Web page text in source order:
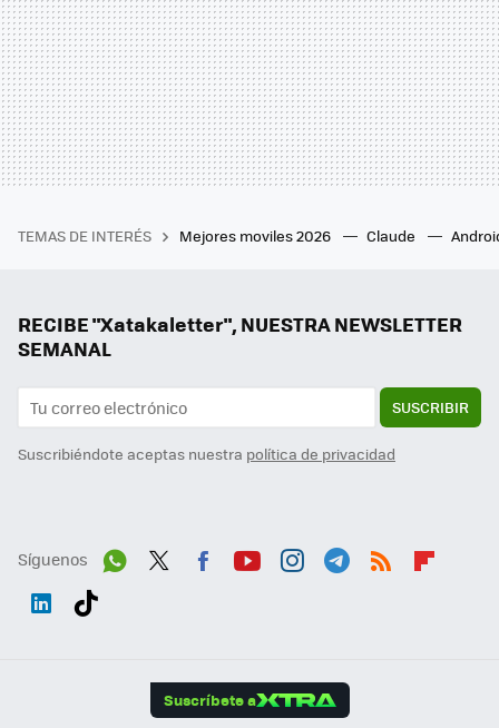
TEMAS DE INTERÉS Mejores moviles 2026 Claude
RECIBE "Xatakaletter", NUESTRA NEWSLETTER
SEMANAL
SUSCRIBIR
Suscribiéndote aceptas nuestra política de privacidad
Síguenos
Suscríbete a